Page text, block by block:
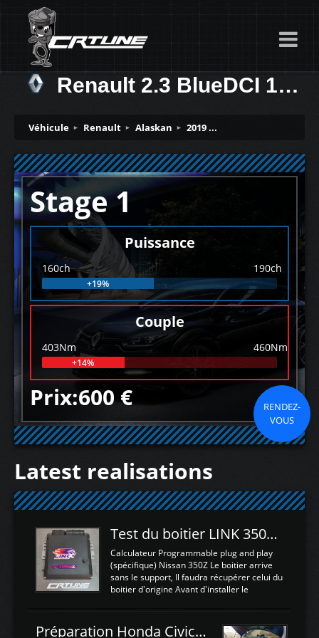
Renault 2.3 BlueDCI 160ch
Véhicule Renault Alaskan 2019 ...
Stage 1
Puissance
160ch 190ch
+19%
Couple
403Nm 460Nm
+14%
Prix:600 €
RENDEZ-
VOUS
Latest realisations
Test du boitier LINK 350Z Plugin ECU
Calculateur Programmable plug and play
(spécifique) Nissan 350Z Le boitier arrive
sans le support, Il faudra récupérer celui du
boitier d'origine Avant d'installer le
d'envoyer l'information de la large bande
Préparation Honda Civic Type R FK2